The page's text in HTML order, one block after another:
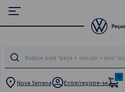
Nova Serrana Entre/registre-se
0